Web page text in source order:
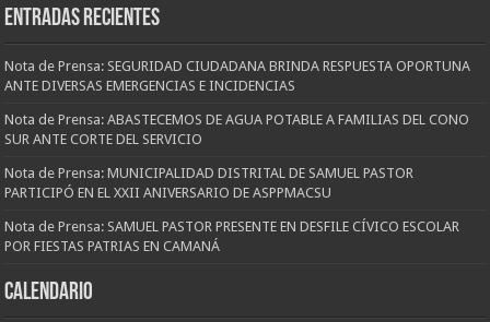
Entradas recientes
Nota de Prensa: SEGURIDAD CIUDADANA BRINDA RESPUESTA OPORTUNA
ANTE DIVERSAS EMERGENCIAS E INCIDENCIAS
Nota de Prensa: ABASTECEMOS DE AGUA POTABLE A FAMILIAS DEL CONO
SUR ANTE CORTE DEL SERVICIO
Nota de Prensa: MUNICIPALIDAD DISTRITAL DE SAMUEL PASTOR
PARTICIPÓ EN EL XXII ANIVERSARIO DE ASPPMACSU
Nota de Prensa: SAMUEL PASTOR PRESENTE EN DESFILE CÍVICO ESCOLAR
POR FIESTAS PATRIAS EN CAMANÁ
CALENDARIO